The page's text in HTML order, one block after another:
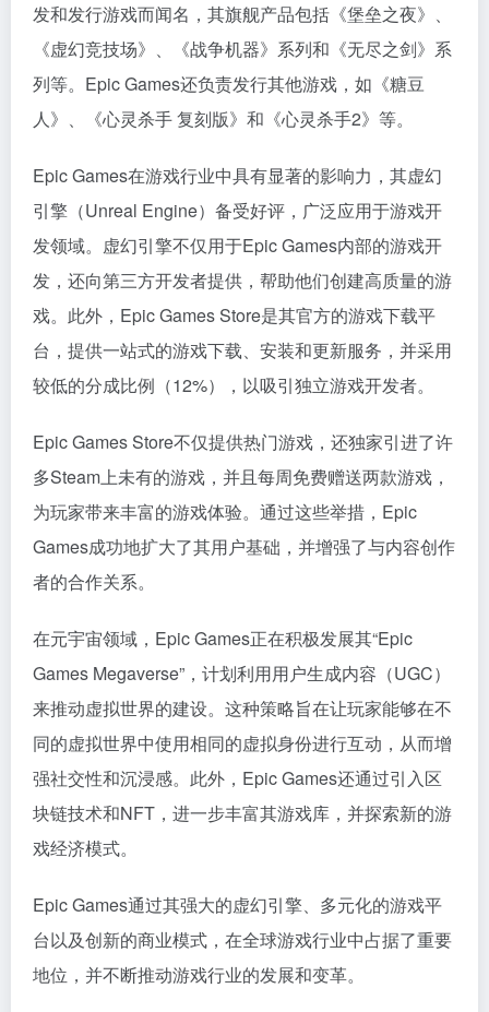
发和发行游戏而闻名，其旗舰产品包括《堡垒之夜》、
《虚幻竞技场》、《战争机器》系列和《无尽之剑》系
列等。Epic Games还负责发行其他游戏，如《糖豆
人》、《心灵杀手 复刻版》和《心灵杀手2》等。
Epic Games在游戏行业中具有显著的影响力，其虚幻
引擎（Unreal Engine）备受好评，广泛应用于游戏开
发领域。虚幻引擎不仅用于Epic Games内部的游戏开
发，还向第三方开发者提供，帮助他们创建高质量的游
戏。此外，Epic Games Store是其官方的游戏下载平
台，提供一站式的游戏下载、安装和更新服务，并采用
较低的分成比例（12%），以吸引独立游戏开发者。
Epic Games Store不仅提供热门游戏，还独家引进了许
多Steam上未有的游戏，并且每周免费赠送两款游戏，
为玩家带来丰富的游戏体验。通过这些举措，Epic
Games成功地扩大了其用户基础，并增强了与内容创作
者的合作关系。
在元宇宙领域，Epic Games正在积极发展其“Epic
Games Megaverse”，计划利用用户生成内容（UGC）
来推动虚拟世界的建设。这种策略旨在让玩家能够在不
同的虚拟世界中使用相同的虚拟身份进行互动，从而增
强社交性和沉浸感。此外，Epic Games还通过引入区
块链技术和NFT，进一步丰富其游戏库，并探索新的游
戏经济模式。
Epic Games通过其强大的虚幻引擎、多元化的游戏平
台以及创新的商业模式，在全球游戏行业中占据了重要
地位，并不断推动游戏行业的发展和变革。